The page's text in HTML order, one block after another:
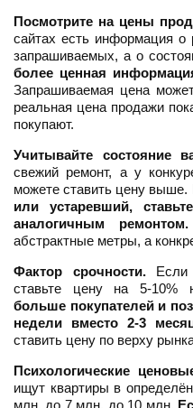
Посмотрите на цены
сайтах есть информация
запрашиваемых, а о
более ценная
Запрашиваемая цена
реальная цена продажи
покупают.
Учитывайте состояние
свежий ремонт, а у
можете ставить цену выше.
или устаревший,
аналогичным ремонтом.
абстрактные метры, а
Фактор срочности.Если
ставьте цену на 5-
больше покупателей и
недели вместо 2-3
ставить цену по верху
Психологические
ищут квартиры в